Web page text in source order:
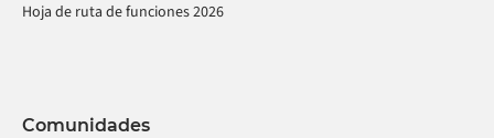
Hoja de ruta de funciones 2026
Comunidades